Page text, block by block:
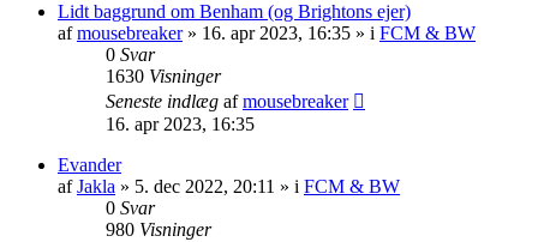
Lidt baggrund om Benham (og Brightons ejer)
afmousebreaker» 16. apr 2023, 16:35 » i FCM & BW
0 Svar
1630 Visninger
Seneste indlæg afmousebreaker
16. apr 2023, 16:35
Evander
afJakla » 5. dec 2022, 20:11 » i FCM & BW
0 Svar
980 Visninger